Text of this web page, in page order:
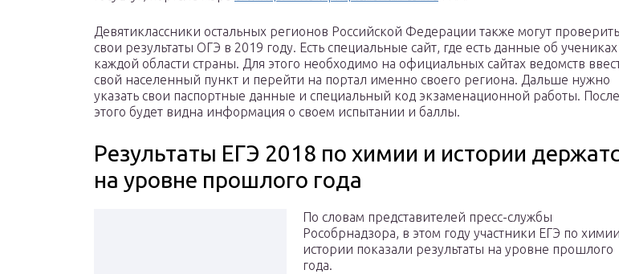
Девятиклассники остальных регионов Российской Федерации также могут проверить
свои результаты ОГЭ в 2019 году. Есть специальные сайт, где есть данные об учениках
каждой области страны. Для этого необходимо на официальных сайтах ведомств
свой населенный пункт и перейти на портал именно своего региона. Дальше нужно
указать свои паспортные данные и специальный код экзаменационной работы. После
этого будет видна информация о своем испытании и баллы.
Результаты ЕГЭ 2018 по химии и истории
на уровне прошлого года
По словам представителей пресс-службы
Рособрнадзора, в этом году участники ЕГЭ по
истории показали результаты на уровне прошлого
года.